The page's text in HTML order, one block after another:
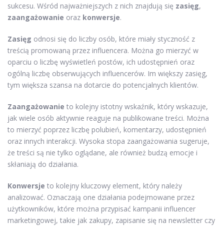
sukcesu. Wśród najważniejszych z nich znajdują się zasięg,
zaangażowanie oraz konwersje.
Zasięg odnosi się do liczby osób, które miały styczność z
treścią promowaną przez influencera. Można go mierzyć w
oparciu o liczbę wyświetleń postów, ich udostępnień oraz
ogólną liczbę obserwujących influencerów. Im większy zasięg,
tym większa szansa na dotarcie do potencjalnych klientów.
Zaangażowanie to kolejny istotny wskaźnik, który wskazuje,
jak wiele osób aktywnie reaguje na publikowane treści. Można
to mierzyć poprzez liczbę polubień, komentarzy, udostępnień
oraz innych interakcji. Wysoka stopa zaangażowania sugeruje,
że treści są nie tylko oglądane, ale również budzą emocje i
skłaniają do działania.
Konwersje to kolejny kluczowy element, który należy
analizować. Oznaczają one działania podejmowane przez
użytkowników, które można przypisać kampanii influencer
marketingowej, takie jak zakupy, zapisanie się na newsletter czy